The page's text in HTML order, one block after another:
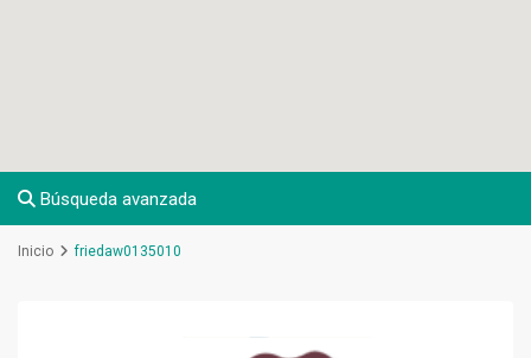
Búsqueda avanzada
Inicio friedaw0135010